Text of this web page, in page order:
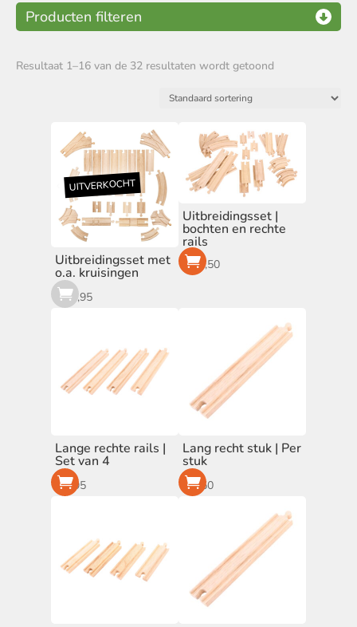
Houten treinrails (32)
Houten trein accessoires
Kerst(1)
BigJigs (32)
Voorraad
Cadeautips
Cadeautjes(2)
Resultaat 1–16 van de 32 resultaten wordt getoond
Uitbreidingsset met
o.a. kruisingen
€24,95
Uitbreidingsset |
bochten en rechte
rails
€22,50
Lange rechte rails |
Set van 4
€4,95
Lang recht stuk | Per
stuk
€1,50